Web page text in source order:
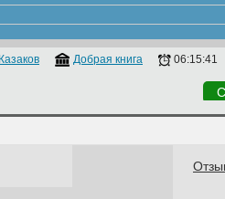
Добрая книга 06:15:41